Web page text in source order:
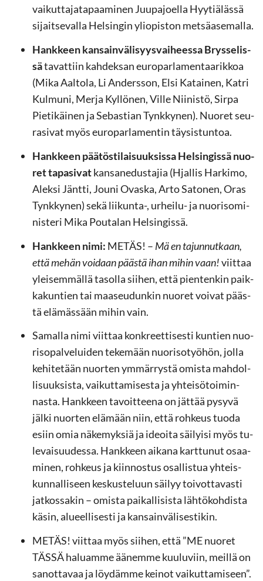
vaikuttajatapaaminen Juu­pa­joel­la Hyy­tiä­läs­sä
si­jait­se­val­la Hel­sin­gin yli­opis­ton met­sä­ase­mal­la.
Hank­keen kan­sain­vä­li­syys­vai­hees­sa Brys­se­lis­
säta­vat­tiin kah­dek­san eu­ro­par­la­men­taa­rik­koa
(Mika Aal­to­la, Li An­ders­son, Elsi Ka­tai­nen, Katri
Kul­mu­ni, Merja Kyl­lö­nen, Ville Nii­nis­tö, Sirpa
Pie­ti­käi­nen ja Se­bas­tian Tynk­ky­nen). Nuo­ret seu­
ra­si­vat myös eu­ro­par­la­men­tin täy­sis­tun­toa.
Hank­keen pää­tös­ti­lai­suuk­sis­sa Hel­sin­gis­sä nuo­
ret ta­pa­si­vatkan­san­edus­ta­jia (Hjal­lis Har­ki­mo,
Alek­si Jänt­ti, Jouni Ovas­ka, Arto Sa­to­nen, Oras
Tynk­ky­nen) sekä liikunta-​, urheilu-​ ja nuo­ri­so­mi­
nis­te­ri Mika Pou­ta­lan Hel­sin­gis­sä.
Hank­keen nimi: METÄS! – Mä en ta­jun­nut­kaan,
että mehän voi­daan pääs­tä ihan mihin vaan!viit­taa
ylei­sem­mäl­lä ta­sol­la sii­hen, että pien­ten­kin paik­
ka­kun­tien tai maa­seu­dun­kin nuo­ret voi­vat pääs­
tä elä­mäs­sään mihin vain.
Sa­mal­la nimi viit­taa kon­kreet­ti­ses­ti kun­tien nuo­
ri­so­pal­ve­lui­den te­ke­mään nuo­ri­so­työ­hön, jolla
ke­hi­te­tään nuor­ten ym­mär­rys­tä omis­ta mah­dol­
li­suuk­sis­ta, vai­kut­ta­mi­ses­ta ja yh­tei­sö­toi­min­
nas­ta. Hank­keen ta­voit­tee­na on jät­tää py­sy­vä
jälki nuor­ten elä­mään niin, että roh­keus tuoda
esiin omia nä­ke­myk­siä ja ideoi­ta säi­lyi­si myös tu­
le­vai­suu­des­sa. Hank­keen ai­ka­na kart­tu­nut osaa­
mi­nen, roh­keus ja kiin­nos­tus osal­lis­tua yh­teis­
kun­nal­li­seen kes­kus­te­luun säi­lyy toi­vot­ta­vas­ti
jat­kos­sa­kin – omis­ta pai­kal­li­sis­ta läh­tö­koh­dis­ta
käsin, alu­eel­li­ses­ti ja kan­sain­vä­li­ses­ti­kin.
METÄS! viit­taa myös sii­hen, että ”ME nuo­ret
TÄSSÄ ha­luam­me ää­nem­me kuu­lu­viin, meil­lä on
sa­not­ta­vaa ja löy­däm­me kei­not vai­kut­ta­mi­seen”.